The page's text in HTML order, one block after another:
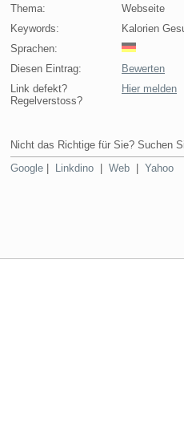
Thema:
Webseite
Keywords:
Kalorien
Sprachen:
Diesen Eintrag:
Bewerten
Link defekt?
Regelverstoss?
Hier melden
Nicht das Richtige für Sie? Suchen
Google
Linkdino Web Yahoo